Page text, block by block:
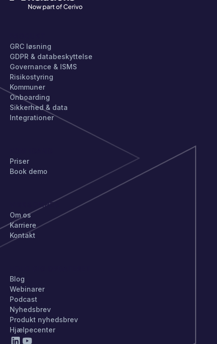
GRC løsning
GDPR & databeskyttelse
Governance & ISMS
Risikostyring
Kommuner
Onboarding
Sikkerhed & data
Integrationer
Priser
Book demo
VIRKSOMHED
Om os
Karriere
Kontakt
Blog
Webinarer
Podcast
Nyhedsbrev
Produkt nyhedsbrev
Hjælpecenter